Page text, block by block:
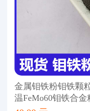
金属钼铁粉钼铁颗
温FeMo60钼铁合金